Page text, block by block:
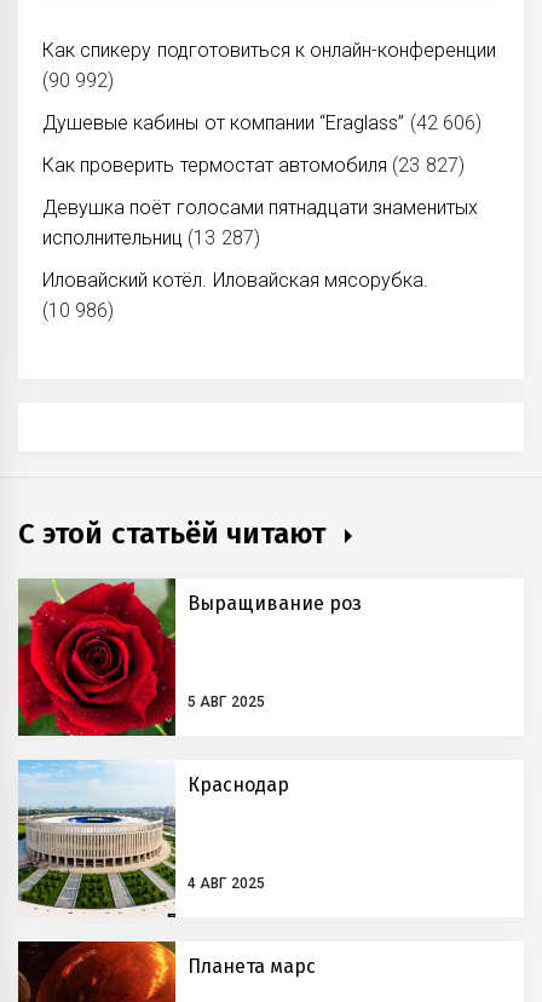
Как спикеру подготовиться к онлайн-конференции
(90 992)
Душевые кабины от компании “Eraglass” (42 606)
Как проверить термостат автомобиля (23 827)
Девушка поёт голосами пятнадцати знаменитых
исполнительниц (13 287)
Иловайский котёл. Иловайская мясорубка.
(10 986)
С этой статьёй читают
Выращивание роз
5 АВГ 2025
Краснодар
4 АВГ 2025
Планета марс